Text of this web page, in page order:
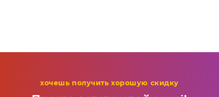
хочешь получить хорошую скидку